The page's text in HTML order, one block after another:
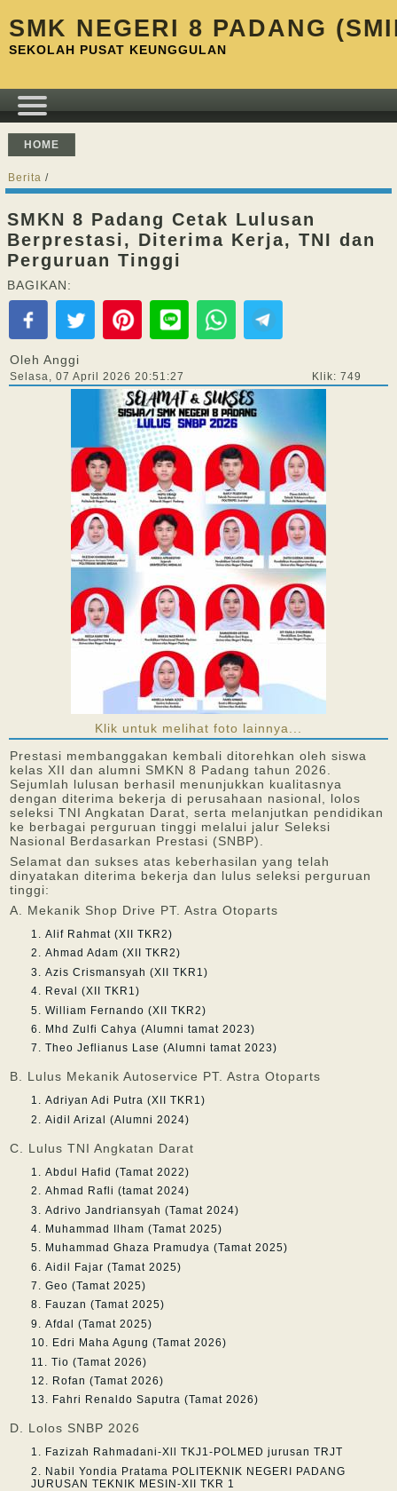
SMK NEGERI 8 PADANG
SEKOLAH PUSAT KEUNGGULAN
HOME
Berita /
SMKN 8 Padang Cetak Lulusan
Berprestasi, Diterima Kerja, TNI dan
Perguruan Tinggi
BAGIKAN:
Oleh Anggi
Selasa, 07 April 2026 20:51:27 Klik: 749
Klik untuk melihat foto lainnya...
Prestasi membanggakan kembali ditorehkan oleh siswa
kelas XII dan alumni SMKN 8 Padang tahun 2026.
Sejumlah lulusan berhasil menunjukkan kualitasnya
dengan diterima bekerja di perusahaan nasional, lolos
seleksi TNI Angkatan Darat, serta melanjutkan pendidikan
ke berbagai perguruan tinggi melalui jalur Seleksi
Nasional Berdasarkan Prestasi (SNBP).
Selamat dan sukses atas keberhasilan yang telah
dinyatakan diterima bekerja dan lulus seleksi perguruan
tinggi:
A. Mekanik Shop Drive PT. Astra Otoparts
Alif Rahmat (XII TKR2)
Ahmad Adam (XII TKR2)
Azis Crismansyah (XII TKR1)
Reval (XII TKR1)
William Fernando (XII TKR2)
Mhd Zulfi Cahya (Alumni tamat 2023)
Theo Jeflianus Lase (Alumni tamat 2023)
B. Lulus Mekanik Autoservice PT. Astra Otoparts
Adriyan Adi Putra (XII TKR1)
Aidil Arizal (Alumni 2024)
C. Lulus TNI Angkatan Darat
Abdul Hafid (Tamat 2022)
Ahmad Rafli (tamat 2024)
Adrivo Jandriansyah (Tamat 2024)
Muhammad Ilham (Tamat 2025)
Muhammad Ghaza Pramudya (Tamat 2025)
Aidil Fajar (Tamat 2025)
Geo (Tamat 2025)
Fauzan (Tamat 2025)
Afdal (Tamat 2025)
Edri Maha Agung (Tamat 2026)
Tio (Tamat 2026)
Rofan (Tamat 2026)
Fahri Renaldo Saputra (Tamat 2026)
D. Lolos SNBP 2026
Fazizah Rahmadani-Xll TKJ1-POLMED jurusan TRJT
Nabil Yondia Pratama POLITEKNIK NEGERI PADANG
JURUSAN TEKNIK MESIN-XII TKR 1